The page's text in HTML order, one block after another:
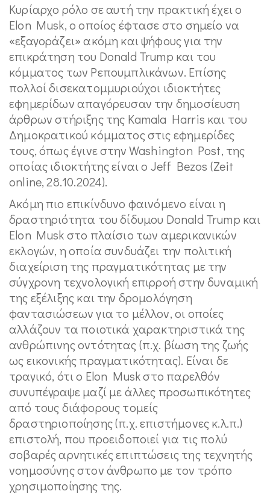
Κυρίαρχο ρόλο σε αυτή την πρακτική έχει ο
Elon Musk, ο οποίος έφτασε στο σημείο να
«εξαγοράζει» ακόμη και ψήφους για την
επικράτηση του Donald Trump και του
κόμματος των Ρεπουμπλικάνων. Επίσης
πολλοί δισεκατομμυριούχοι ιδιοκτήτες
εφημερίδων απαγόρευσαν την δημοσίευση
άρθρων στήριξης της Kamala Harris και του
Δημοκρατικού κόμματος στις εφημερίδες
τους, όπως έγινε στην Washington Post, της
οποίας ιδιοκτήτης είναι ο Jeff Bezos (Zeit
online, 28.10.2024).
Ακόμη πιο επικίνδυνο φαινόμενο είναι η
δραστηριότητα του δίδυμου Donald Trump και
Elon Musk στο πλαίσιο των αμερικανικών
εκλογών, η οποία συνδυάζει την πολιτική
διαχείριση της πραγματικότητας με την
σύγχρονη τεχνολογική επιρροή στην δυναμική
της εξέλιξης και την δρομολόγηση
φαντασιώσεων για το μέλλον, οι οποίες
αλλάζουν τα ποιοτικά χαρακτηριστικά της
ανθρώπινης οντότητας (π.χ. βίωση της ζωής
ως εικονικής πραγματικότητας). Είναι δε
τραγικό, ότι ο Elon Musk στο παρελθόν
συνυπέγραψε μαζί με άλλες προσωπικότητες
από τους διάφορους τομείς
δραστηριοποίησης (π.χ. επιστήμονες κ.λ.π.)
επιστολή, που προειδοποιεί για τις πολύ
σοβαρές αρνητικές επιπτώσεις της τεχνητής
νοημοσύνης στον άνθρωπο με τον τρόπο
χρησιμοποίησης της.